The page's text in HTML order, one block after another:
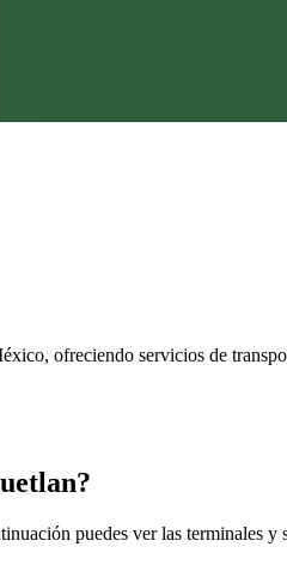
ofreciendo servicios de
puedes ver las